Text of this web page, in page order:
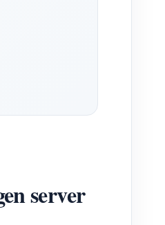
server